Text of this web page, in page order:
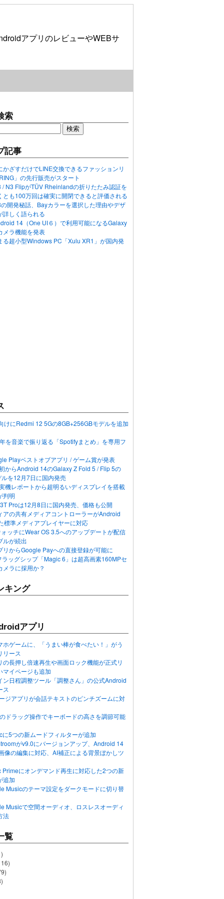
アプリのレビューやWEBサ
索
記事
かざすだけでLINE交換できるファッションリ
」の先行販売がスタート
/ N3 FlipがTÜV Rheinlandの折りたたみ認証を
とも100万回は確実に開閉できると評価される
開発秘話、Bayカラーを選択した理由やデザ
詳しく語られる
14（One UI６）で利用可能になるGalaxy
メラ機能を発表
る超小型Windows PC「Xulu XR1」が国内発
けにRedmi 12 5Gの8GB+256GBモデルを追加
を音楽で振り返る「Spotifyまとめ」を専用フ
Playベストオブアプリ / ゲーム賞が発表
からAndroid 14のGalaxy Z Fold 5 / Flip 5の
を12月7日に国内発売
機レポートから超明るいディスプレイを搭載
判明
Proは12月8日に国内発売、価格も公開
アの共有メディアコントローラーがAndroid
標準メディアプレイヤーに対応
ッチにWear OS 3.5へのアップデートが配信
ルが続出
リからGoogle Payへの直接登録が可能に
ッグシップ「Magic 6」は超高画素160MPセ
メラに採用か？
キング
アプリ
ホゲームに、「うまい棒が食べたい！」がう
リース
の長押し倍速再生や画面ロック機能が正式リ
マイページも追加
ン日程調整ツール「調整さん」の公式Android
ス
ジアプリが会話テキストのピンチズームに対
ドラッグ操作でキーボードの高さを調節可能
に5つの新ムードフィルターが追加
がv9.0にバージョンアップ、Android 14
像の編集に対応、AI補正による背景ぼかしツ
Primeにオンデマンド再生に対応した2つの新
追加
Musicのテーマ設定をダークモードに切り替
Musicで空間オーディオ、ロスレスオーディ
法
覧